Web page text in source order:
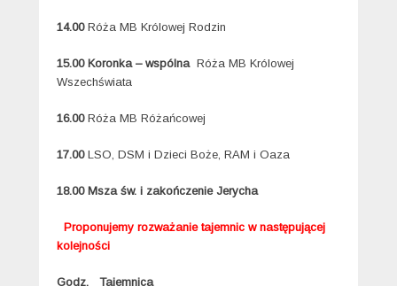
14.00Róża MB Królowej Rodzin
15.00 Koronka – wspólnaRóża MB Królowej
Wszechświata
16.00Róża MB Różańcowej
17.00LSO, DSM i Dzieci Boże, RAM i Oaza
18.00 Msza św. i zakończenie Jerycha
Proponujemy rozważanie tajemnic w następującej
kolejności
Godz. Tajemnica